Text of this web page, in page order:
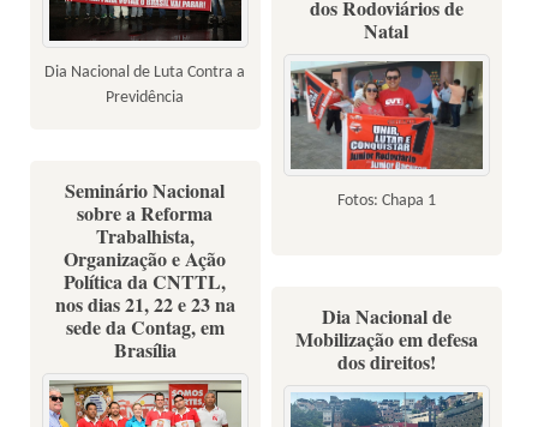
Dia Nacional de Luta Contra a
Previdência
dos Rodoviários de
Natal
Fotos: Chapa 1
Seminário Nacional
sobre a Reforma
Trabalhista,
Organização e Ação
Política da CNTTL,
nos dias 21, 22 e 23 na
sede da Contag, em
Brasília
Dia Nacional de
Mobilização em defesa
dos direitos!